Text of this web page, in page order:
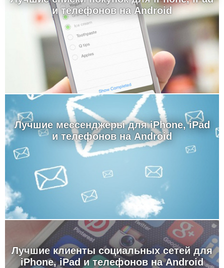
и телефонов на Android
Лучшие мессенджеры для iPhone, iPad
и телефонов на Android
Лучшие клиенты социальных сетей для
iPhone, iPad и телефонов на Android